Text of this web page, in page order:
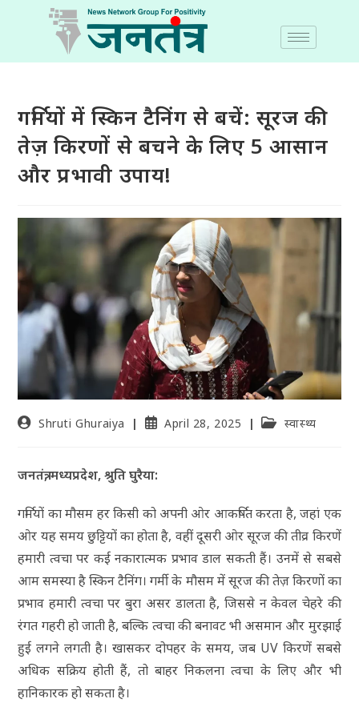
गर्मियों में स्किन टैनिंग से बचें: सूरज की
तेज़ किरणों से बचने के लिए 5 आसान
और प्रभावी उपाय!
Shruti Ghuraiya April 28, 2025 स्वास्थ्य
जनतंत्र, मध्यप्रदेश, श्रुति घुरैया:
गर्मियों का मौसम हर किसी को अपनी ओर आकर्षित करता है, जहां एक
ओर यह समय छुट्टियों का होता है, वहीं दूसरी ओर सूरज की तीव्र किरणें
हमारी त्वचा पर कई नकारात्मक प्रभाव डाल सकती हैं। उनमें से सबसे
आम समस्या है स्किन टैनिंग। गर्मी के मौसम में सूरज की तेज़ किरणों का
प्रभाव हमारी त्वचा पर बुरा असर डालता है, जिससे न केवल चेहरे की
रंगत गहरी हो जाती है, बल्कि त्वचा की बनावट भी असमान और मुरझाई
हुई लगने लगती है। खासकर दोपहर के समय, जब UV किरणें सबसे
अधिक सक्रिय होती हैं, तो बाहर निकलना त्वचा के लिए और भी
हानिकारक हो सकता है।